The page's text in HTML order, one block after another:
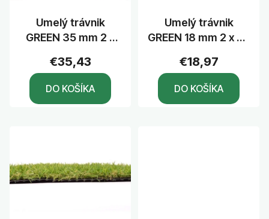
Umelý trávnik
GREEN 35 mm 2 x
€35,43
DO KOŠÍKA
Umelý trávnik
GREEN 18 mm 2 x 25
€18,97
DO KOŠÍKA